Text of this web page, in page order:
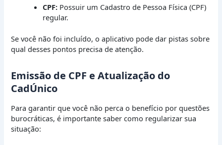
CPF: Possuir um Cadastro de Pessoa Física (CPF)
regular.
Se você não foi incluído, o aplicativo pode dar pistas sobre
qual desses pontos precisa de atenção.
Emissão de CPF e Atualização do
CadÚnico
Para garantir que você não perca o benefício por questões
burocráticas, é importante saber como regularizar sua
situação: